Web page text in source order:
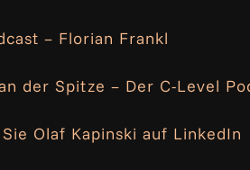
– Florian Frankl
der Spitze – Der C-Level
Olaf Kapinski auf LinkedIn